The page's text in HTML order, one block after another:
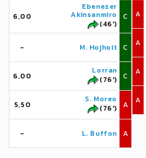
6,00
Ebenezer
Akinsanmiro
(46')
C
- M. Hojholt C
6,00
Lorran
(76')
C
5,50
S. Moreo
(76')
A
- L. Buffon A
A
A
A
A